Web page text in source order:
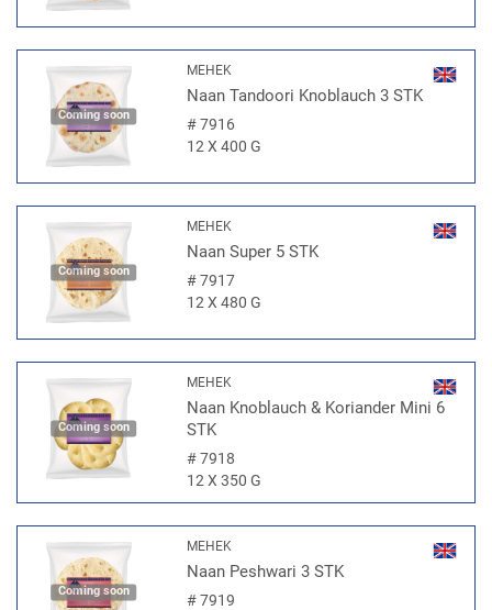
Coming soon
MEHEK
Naan Tandoori Knoblauch 3 STK
#7916
12 X 400 G
Coming soon
MEHEK
Naan Super 5 STK
#7917
12 X 480 G
Coming soon
MEHEK
Naan Knoblauch & Koriander Mini 6
STK
#7918
12 X 350 G
Coming soon
MEHEK
Naan Peshwari 3 STK
#7919